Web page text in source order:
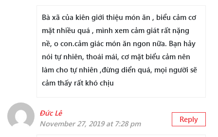
Bà xã của kiên giới thiệu món ăn , biểu cảm cơ
mặt nhiều quá , mình xem cảm giát rất nặng
nề, o con.cảm giác món ăn ngon nữa. Bạn hảy
nói tự nhiên, thoái mái, cơ mặt biểu cảm nên
làm cho tự nhiên ,đừng diển quá, mọi người sẽ
cảm thấy rất khó chịu
Đức Lê
November 27, 2019 at 7:28 pm
Reply